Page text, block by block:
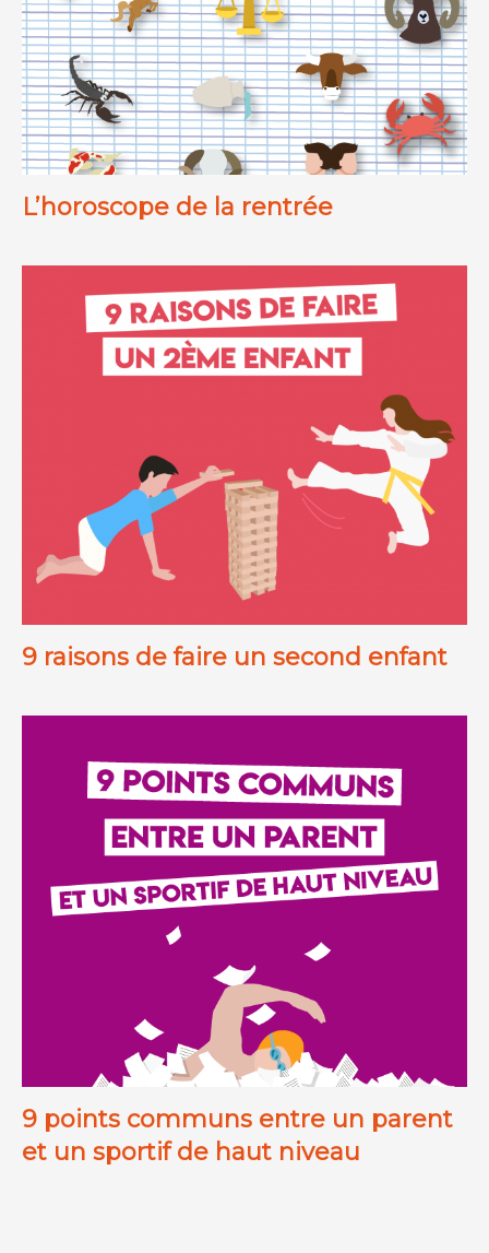
L’horoscope de la rentrée
9 raisons de faire un second enfant
9 points communs entre un parent
et un sportif de haut niveau